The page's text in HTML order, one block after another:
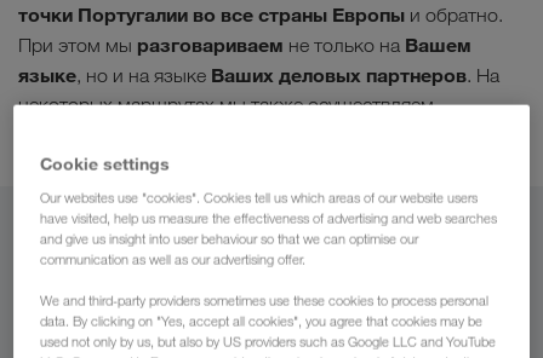
точки Португалии во все страны Европы и обратно.
При этом мы разговариваем не только на Вашем
языке, но и на языке Ваших деловых партнеров. На
некоторых маршрутах мы также осуществляем
Из
Cookie settings
Our websites use "cookies". Cookies tell us which areas of our website users
have visited, help us measure the effectiveness of advertising and web searches
and give us insight into user behaviour so that we can optimise our
communication as well as our advertising offer.
We and third-party providers sometimes use these cookies to process personal
data. By clicking on "Yes, accept all cookies", you agree that cookies may be
used not only by us, but also by US providers such as Google LLC and YouTube